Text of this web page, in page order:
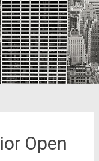
Open